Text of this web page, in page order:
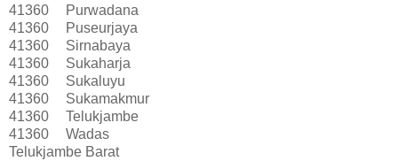
41360
Purwadana
41360
Puseurjaya
41360
Sirnabaya
41360
Sukaharja
41360
Sukaluyu
41360
Sukamakmur
41360
Telukjambe
41360
Wadas
Telukjambe Barat